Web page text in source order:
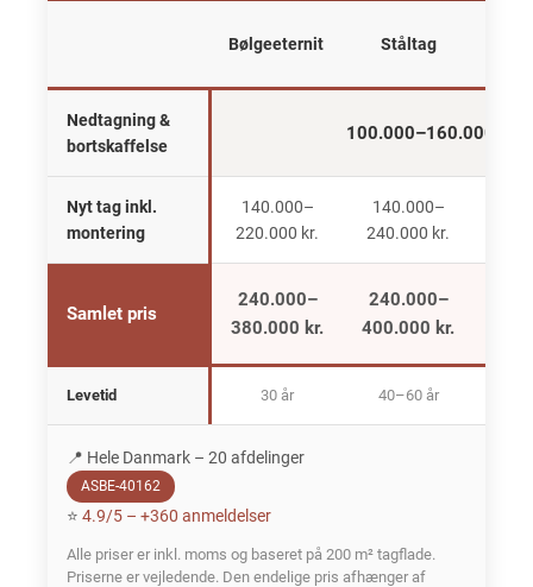
Bølgeeternit Ståltag
Nedtagning &
bortskaffelse
100.000–160.000 kr.
Nyt tag inkl.
montering
140.000–
220.000 kr.
140.000–
240.000 kr.
Samlet pris
240.000–
380.000 kr.
240.000–
400.000 kr.
Levetid 30 år 40–60 år
📍 Hele Danmark – 20 afdelinger
ASBE-40162
⭐ 4.9/5 – +360 anmeldelser
Alle priser er inkl. moms og baseret på 200 m² tagflade.
Priserne er vejledende. Den endelige pris afhænger af